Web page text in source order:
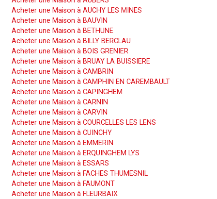
Acheter une Maison à AUCHY LES MINES
Acheter une Maison à BAUVIN
Acheter une Maison à BETHUNE
Acheter une Maison à BILLY BERCLAU
Acheter une Maison à BOIS GRENIER
Acheter une Maison à BRUAY LA BUISSIERE
Acheter une Maison à CAMBRIN
Acheter une Maison à CAMPHIN EN CAREMBAULT
Acheter une Maison à CAPINGHEM
Acheter une Maison à CARNIN
Acheter une Maison à CARVIN
Acheter une Maison à COURCELLES LES LENS
Acheter une Maison à CUINCHY
Acheter une Maison à EMMERIN
Acheter une Maison à ERQUINGHEM LYS
Acheter une Maison à ESSARS
Acheter une Maison à FACHES THUMESNIL
Acheter une Maison à FAUMONT
Acheter une Maison à FLEURBAIX